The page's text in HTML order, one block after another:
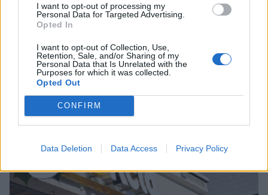
I want to opt-out of processing my
Personal Data for Targeted Advertising.
Opted In
I want to opt-out of Collection, Use,
Retention, Sale, and/or Sharing of my
Personal Data that Is Unrelated with the
Purposes for which it was collected.
Opted Out
CONFIRM
Data Deletion Data Access Privacy Policy
Finnairin lennoista osan lentää
jatkossa toinen lentoyhtiö –
matkustajille tärkeä rajoitus
3